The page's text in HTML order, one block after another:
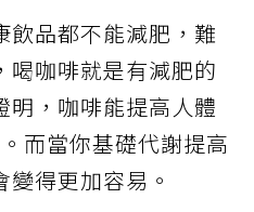
飲品都不能減肥，難
喝咖啡就是有減肥的
明，咖啡能提高人體
而當你基礎代謝提高
得更加容易。